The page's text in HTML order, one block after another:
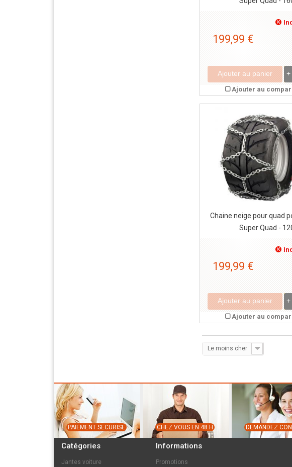
199,99 €
Ajouter au panier +
Ajouter au
Chaine neige pour quad
Super Quad -
199,99 €
Ajouter au panier +
Ajouter au
Le moins cher
PAIEMENT SECURISE CHEZ VOUS EN 48 H DEMANDEZ
Catégories
Jantes voiture
Informations
Promotions